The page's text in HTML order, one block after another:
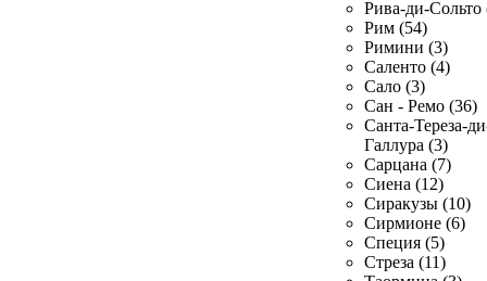
Рива-ди-Сольто
Рим (54)
Римини (3)
Саленто (4)
Сало (3)
Сан - Ремо (36)
Санта-Тереза-
Галлура (3)
Сарцана (7)
Сиена (12)
Сиракузы (10)
Сирмионе (6)
Специя (5)
Стреза (11)